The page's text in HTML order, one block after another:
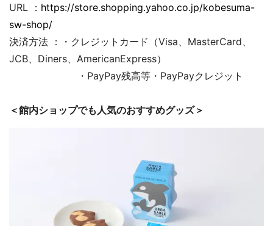
URL ： https://store.shopping.yahoo.co.jp/kobesuma-
sw-shop/
決済方法 ：・クレジットカード（Visa、MasterCard、
JCB、Diners、AmericanExpress）
・PayPay残高等・PayPayクレジット
＜館内ショップでも人気のおすすめグッズ＞